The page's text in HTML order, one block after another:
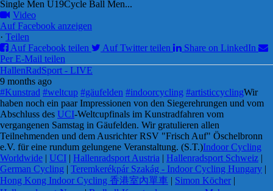
Single Men U19Cycle Ball Men...
Video
Auf Facebook anzeigen
· Teilen
Auf Facebook teilen
Auf Twitter teilen
Share on LinkedIn
Per E-Mail teilen
HallenRadSport - LIVE
9 months ago
#Kunstrad #weltcup #gäufelden #indoorcycling #artisticcyclingWir
haben noch ein paar Impressionen von den Siegerehrungen und vom
Abschluss des UCI-Weltcupfinals im Kunstradfahren vom
vergangenen Samstag in Gäufelden. Wir gratulieren allen
Teilnehmenden und dem Ausrichter RSV "Frisch Auf" Öschelbronn
e.V. für eine rundum gelungene Veranstaltung. (S.T.)Indoor Cycling
Worldwide | UCI | Hallenradsport Austria | Hallenradsport Schweiz |
German Cycling | Teremkerékpár Szakág - Indoor Cycling Hungary |
Hong Kong Indoor Cycling 香港室內單車 | Simon Köcher |